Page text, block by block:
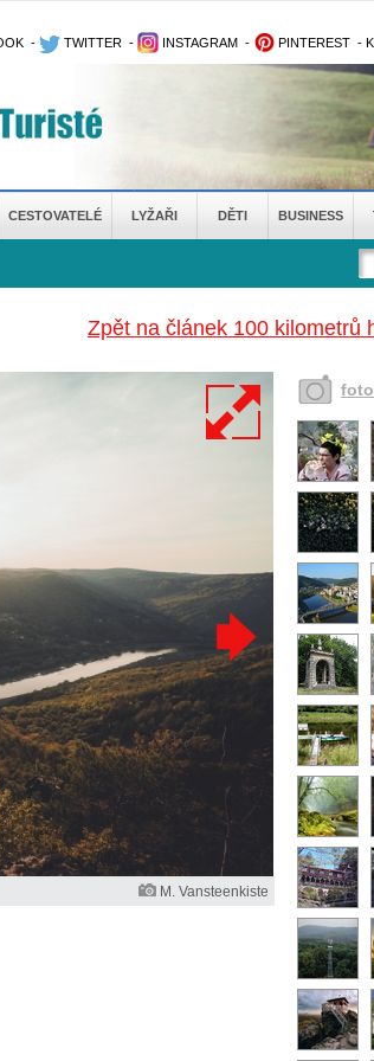
- TWITTER - INSTAGRAM - PINTEREST -
CESTOVATELÉ LYŽAŘI DĚTI BUSINESS
Zpět na článek 100 kilometrů
M. Vansteenkiste